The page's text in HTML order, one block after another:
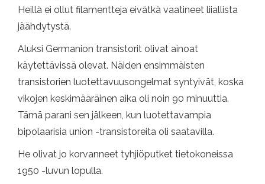
Heillä ei ollut filamentteja eivätkä vaatineet liiallista
jäähdytystä.
Aluksi Germanion transistorit olivat ainoat
käytettävissä olevat. Näiden ensimmäisten
transistorien luotettavuusongelmat syntyivät, koska
vikojen keskimääräinen aika oli noin 90 minuuttia.
Tämä parani sen jälkeen, kun luotettavampia
bipolaarisia union -transistoreita oli saatavilla.
He olivat jo korvanneet tyhjiöputket tietokoneissa
1950 -luvun lopulla.